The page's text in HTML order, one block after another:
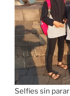
Selfies sin parar